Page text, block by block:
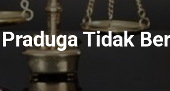
Praduga Tidak